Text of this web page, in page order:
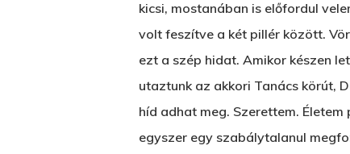
kicsi, mostanában is előfordul
volt feszítve a két pillér között.
ezt a szép hidat. Amikor készen
utaztunk az akkori Tanács körút,
híd adhat meg. Szerettem.
egyszer egy szabálytalanul